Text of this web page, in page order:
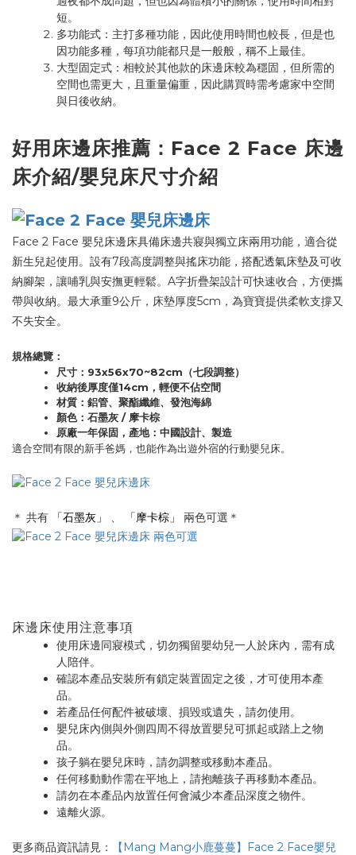
短。
多功能式：主打多種功能，因此使用時間也較長，但是也
因功能多種，每項功能都只是一般般，稱不上最佳。
大型固定式：相較於其他款的床邊床較為穩固，但所需的
空間也需更大，且重量偏重，因此購買時需考慮家中空間
與日後收納。
好用床邊床推薦：Face 2 Face 床邊
床介紹/嬰兒床尺寸介紹
Face 2 Face 嬰兒床邊床具備床邊共寢與獨立床兩用功能，適合從
新生兒起使用。設有7段高度調整與搖床功能，搭配透氣床墊及可收
納腳架，讓哺乳與安撫更輕鬆。A字折疊架設計可快速收合，方便攜
帶與收納。最大承重9公斤，床墊厚度5cm，為寶寶提供柔軟支撐又
不失安全。
規格總覽：
尺寸：93x56x70~82cm（七段調整）
收納後厚度僅14cm，輕便不佔空間
材質：鋁管、聚酯纖維、發泡海綿
顏色：石墨灰 / 摩卡棕
原廠一年保固，產地：中國設計、製造
適合空間有限的新手爸媽，也能作為出遊外宿的行動嬰兒床。
＊ 共有 「石墨灰」 、 「摩卡棕」 兩色可選＊
床邊床使用注意事項
使用床邊同寢模式，切勿獨留嬰幼兒一人於床內，需有成
人陪伴。
確認本產品安裝所有鎖定裝置固定之後，才可使用本產
品。
若產品任何配件被破壞、損毀或遺失，請勿使用。
嬰兒床內側與外側四周不得放置嬰兒可抓起或踏上之物
品。
孩子躺在嬰兒床時，請勿調整或移動本產品。
任何移動動作需在平地上，請抱離孩子再移動本產品。
請勿在本產品內放置任何會減少本產品深度之物件。
遠離火源。
更多商品資訊請見：
【Mang Mang小鹿蔓蔓】Face 2 Face嬰兒